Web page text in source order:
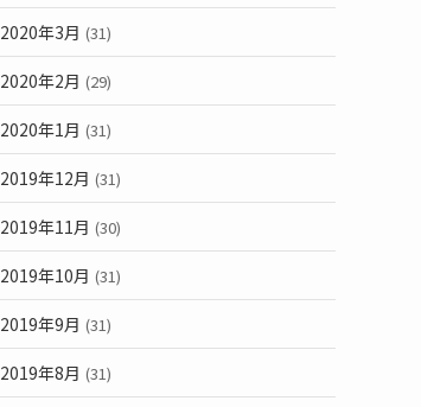
2020年3月 (31)
2020年2月 (29)
2020年1月 (31)
2019年12月 (31)
2019年11月 (30)
2019年10月 (31)
2019年9月 (31)
2019年8月 (31)